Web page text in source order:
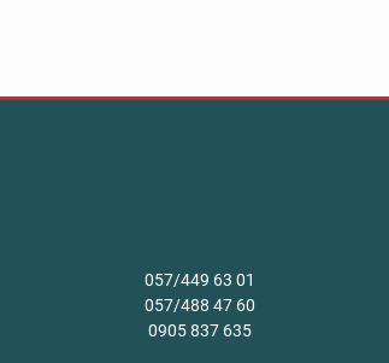
057/449 63 01
057/488 47 60
0905 837 635